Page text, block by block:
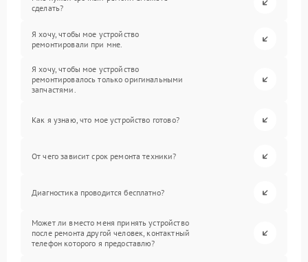
сделать?
Я хочу, чтобы мое устройство
ремонтировали при мне.
Я хочу, чтобы мое устройство
ремонтировалось только оригинальными
запчастями.
Как я узнаю, что мое устройство готово?
От чего зависит срок ремонта техники?
Диагностика проводится бесплатно?
Может ли вместо меня принять устройство
после ремонта другой человек, контактный
телефон которого я предоставлю?